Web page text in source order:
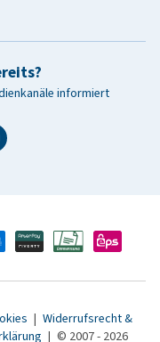
informiert
| Widerrufsrecht &
| © 2007 - 2026